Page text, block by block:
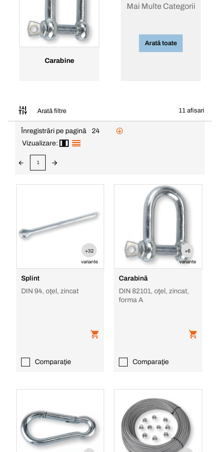
Carabine
Mai Multe Categorii
Arată toate
Arată filtre 11 afisari
Înregistrări pe pagină
24
Vizualizare:
1
+32
variante
Splint
DIN 94, oţel, zincat
Comparaţie
+6
variante
Carabină
DIN 82101, oţel, zincat,
forma A
Comparaţie